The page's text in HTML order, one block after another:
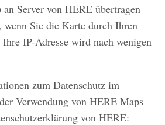
Server von HERE übertragen
wenn Sie die Karte durch Ihren
IP-Adresse wird nach wenigen
zum Datenschutz im
Verwendung von HERE Maps
von HERE: